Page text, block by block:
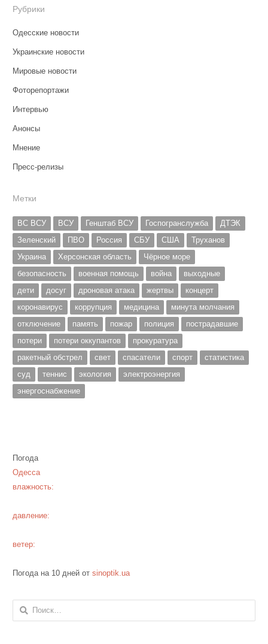
Рубрики
Одесские новости
Украинские новости
Мировые новости
Фоторепортажи
Интервью
Анонсы
Мнение
Пресс-релизы
Метки
ВС ВСУ ВСУ Генштаб ВСУ Госпогранслужба
ДТЭК
Зеленский
ПВО Россия СБУ США
Труханов
Украина
Херсонская область
Чёрное море
безопасность
военная помощь война
выходные
дети
досуг дроновая атака жертвы
концерт
коронавирус
коррупция медицина
минута молчания
отключение
память пожар полиция
пострадавшие
потери
потери оккупантов
прокуратура
ракетный обстрел
свет спасатели спорт
статистика
суд
теннис экология
электроэнергия
энергоснабжение
Погода
Одесса
влажность:
давление:
ветер:
Погода на 10 дней от sinoptik.ua
Найти: